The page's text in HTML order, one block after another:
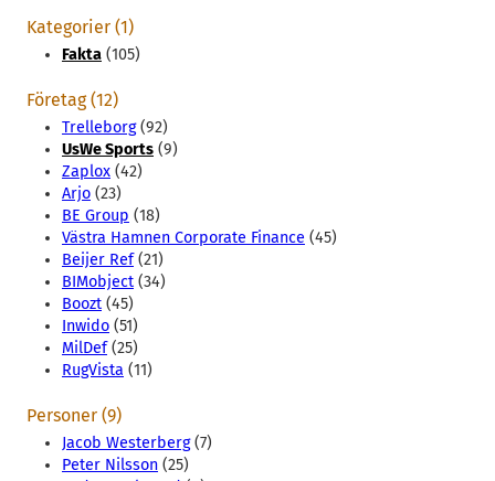
Kategorier (1)
Fakta (105)
Företag (12)
Trelleborg(92)
UsWe Sports (9)
Zaplox (42)
Arjo (23)
BE Group (18)
Västra Hamnen Corporate Finance (45)
Beijer Ref(21)
BIMobject (34)
Boozt (45)
Inwido (51)
MilDef(25)
RugVista (11)
Personer (9)
Jacob Westerberg(7)
Peter Nilsson (25)